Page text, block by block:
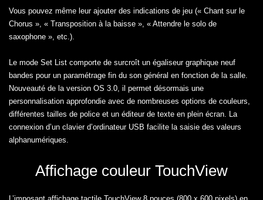
Vous pouvez même leur ajouter des indications de jeu (« Chant sur le
Chorus », « Transposition à la baisse », « Attendre le solo de
saxophone », etc.).
Le mode Set List comporte de surcroît un égaliseur graphique neuf
bandes pour un paramétrage fin du son général en fonction de la salle.
Nouveauté de la version OS 3.0, il permet désormais une
personnalisation approfondie avec de nombreuses options de couleurs,
différentes tailles de police et un éditeur de texte en plein écran. La
connexion d’un clavier d’ordinateur USB facilite la saisie des valeurs
alphanumériques.
Affichage couleur TouchView